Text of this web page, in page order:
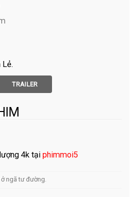
Lẻ
TRAILER
4k tạiphimmoi5
ở ngã tư đường